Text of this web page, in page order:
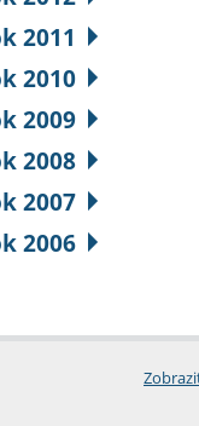
2011
2010
2009
2008
2007
2006